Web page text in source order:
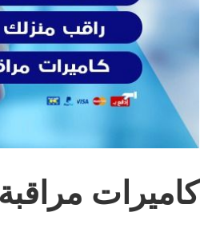
كاميرات مراقبة